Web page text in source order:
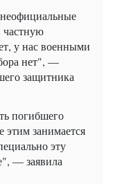
частную
у нас военными
нет", —
защитника
погибшего
занимается
эту
— заявила